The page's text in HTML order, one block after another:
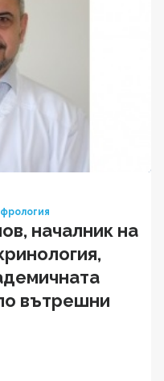
началник на
вътрешни